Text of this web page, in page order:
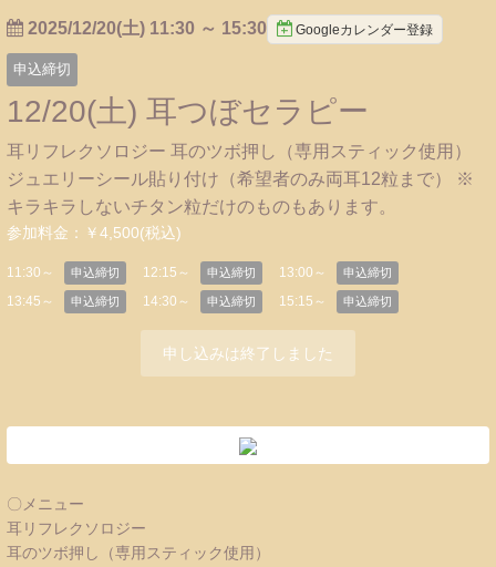
2025/12/20(土) 11:30 ～ 15:30 Googleカレンダー登録
申込締切
12/20(土) 耳つぼセラピー
耳リフレクソロジー 耳のツボ押し（専用スティック使用）
ジュエリーシール貼り付け（希望者のみ両耳12粒まで） ※
キラキラしないチタン粒だけのものもあります。
参加料金：￥4,500(税込)
11:30～ 申込締切 12:15～ 申込締切 13:00～ 申込締切
13:45～ 申込締切 14:30～ 申込締切 15:15～ 申込締切
申し込みは終了しました
〇メニュー
耳リフレクソロジー
耳のツボ押し（専用スティック使用）